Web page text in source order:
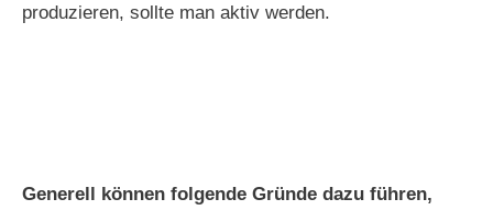
produzieren, sollte man aktiv werden.
Generell können folgende Gründe dazu führen,